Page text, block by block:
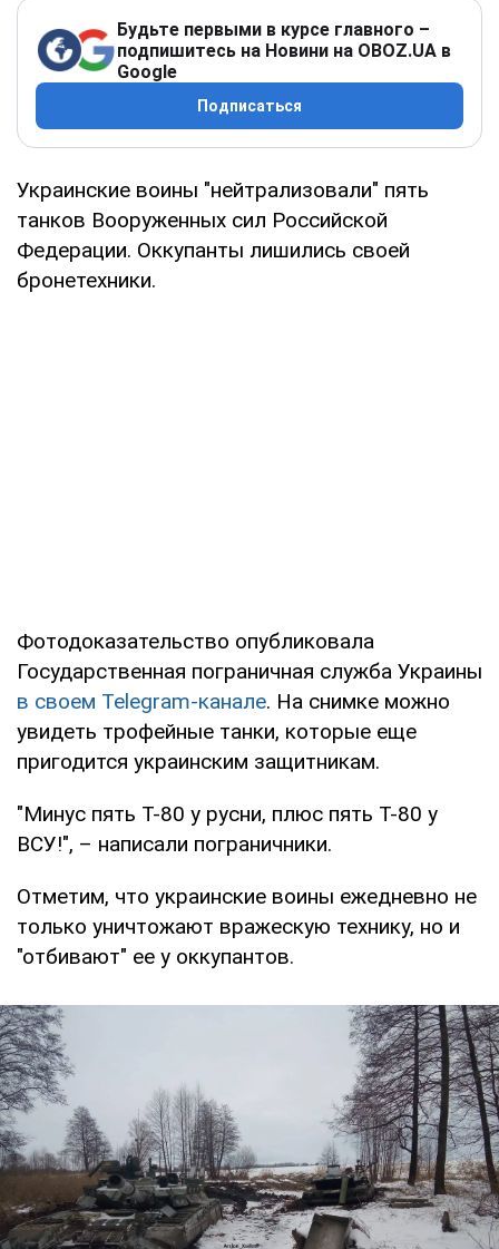
Будьте первыми в курсе главного –
подпишитесь на Новини на OBOZ.UA в
Google
Подписаться
Украинские воины "нейтрализовали" пять
танков Вооруженных сил Российской
Федерации. Оккупанты лишились своей
бронетехники.
Фотодоказательство опубликовала
Государственная пограничная служба Украины
в своем Telegram-канале. На снимке можно
увидеть трофейные танки, которые еще
пригодится украинским защитникам.
"Минус пять Т-80 у русни, плюс пять Т-80 у
ВСУ!", – написали пограничники.
Отметим, что украинские воины ежедневно не
только уничтожают вражескую технику, но и
"отбивают" ее у оккупантов.